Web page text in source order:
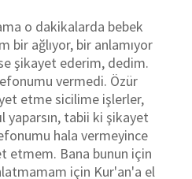
o dakikalarda bebek
bir ağlıyor, bir anlamıyor
şikayet ederim, dedim.
vermedi. Özür
etme sicilime işlerler,
yaparsın, tabii ki şikayet
hala vermeyince
etmem. Bana bunun için
için Kur'an'a el